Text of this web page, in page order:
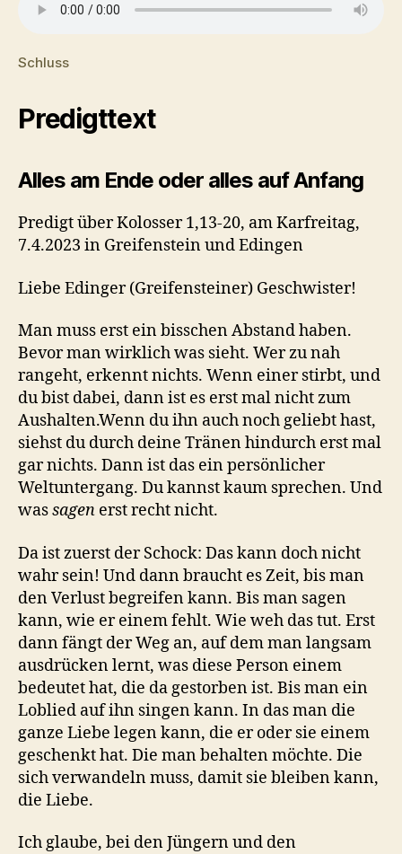
Schluss
Predigttext
Alles am Ende oder alles auf Anfang
Predigt über Kolosser 1,13-20, am Karfreitag,
7.4.2023 in Greifenstein und Edingen
Liebe Edinger (Greifensteiner) Geschwister!
Man muss erst ein bisschen Abstand haben.
Bevor man wirklich was sieht. Wer zu nah
rangeht, erkennt nichts. Wenn einer stirbt, und
du bist dabei, dann ist es erst mal nicht zum
Aushalten.Wenn du ihn auch noch geliebt hast,
siehst du durch deine Tränen hindurch erst mal
gar nichts. Dann ist das ein persönlicher
Weltuntergang. Du kannst kaum sprechen. Und
wassagen erst recht nicht.
Da ist zuerst der Schock: Das kann doch nicht
wahr sein! Und dann braucht es Zeit, bis man
den Verlust begreifen kann. Bis man sagen
kann, wie er einem fehlt. Wie weh das tut. Erst
dann fängt der Weg an, auf dem man langsam
ausdrücken lernt, was diese Person einem
bedeutet hat, die da gestorben ist. Bis man ein
Loblied auf ihn singen kann. In das man die
ganze Liebe legen kann, die er oder sie einem
geschenkt hat. Die man behalten möchte. Die
sich verwandeln muss, damit sie bleiben kann,
die Liebe.
Ich glaube, bei den Jüngern und den